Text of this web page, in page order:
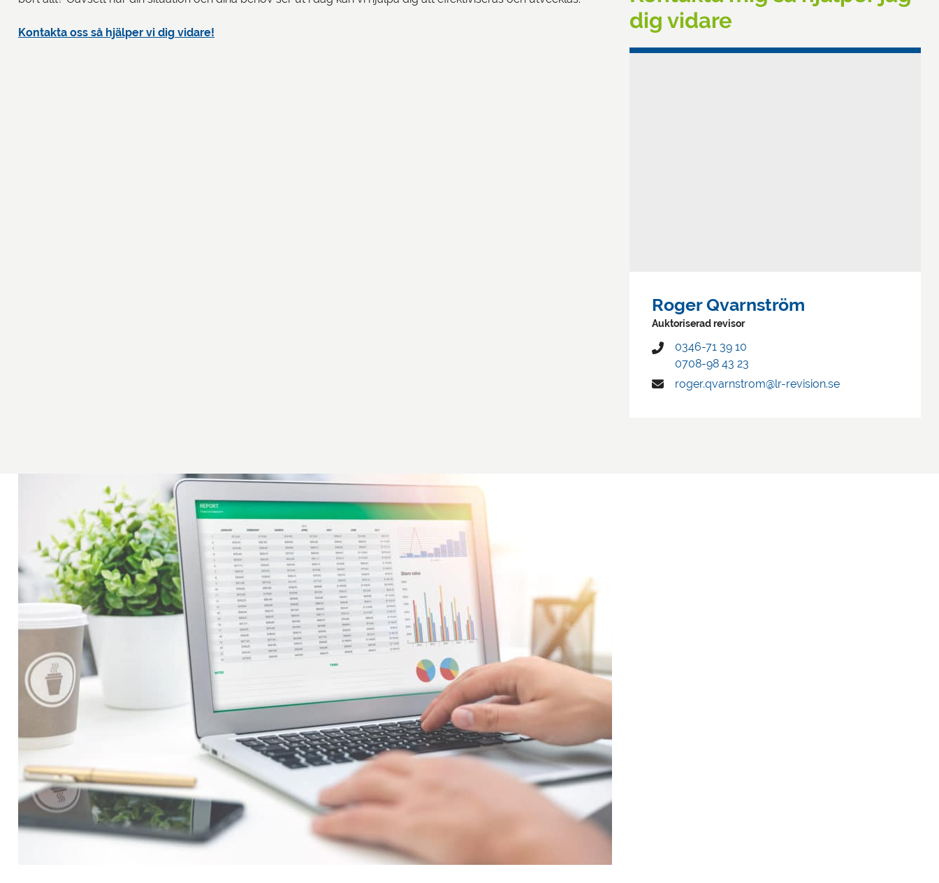
Kontakta oss så hjälper vi dig vidare!
dig vidare
Roger Qvarnström
Auktoriserad revisor
0346-71 39 10
0708-98 43 23
roger.qvarnstrom@lr-revision.se